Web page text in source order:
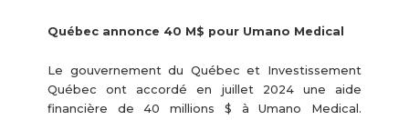
Québec annonce 40 M$ pour Umano Medical
Le gouvernement du Québec et Investissement
Québec ont accordé en juillet 2024 une aide
financière de 40 millions $ à Umano Medical.